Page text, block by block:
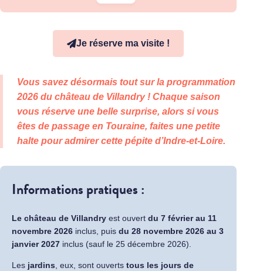
Je réserve ma visite !
Vous savez désormais tout sur la programmation
2026 du château de Villandry ! Chaque saison
vous réserve une belle surprise, alors si vous
êtes de passage en Touraine, faites une petite
halte pour admirer cette pépite d’Indre-et-Loire.
Informations pratiques :
Le château de Villandry est ouvert du 7 février au 11
novembre 2026 inclus, puis du 28 novembre 2026 au 3
janvier 2027 inclus (sauf le 25 décembre 2026).
Les jardins , eux, sont ouverts tous les jours de